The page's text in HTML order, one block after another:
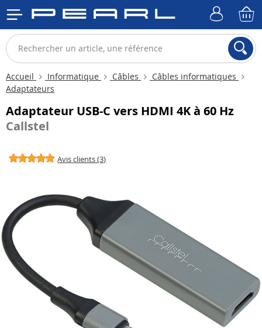
Accueil Informatique Câbles
Câbles informatiques
Adaptateurs
Adaptateur USB-C vers HDMI 4K à 60 Hz
Callstel
Avis clients (3)